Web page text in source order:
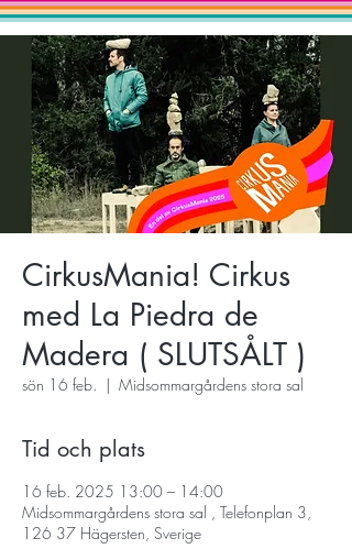
CirkusMania! Cirkus
med La Piedra de
Madera ( SLUTSÅLT )
sön 16 feb.
  |
Midsommargårdens stora sal
Tid och plats
16 feb. 2025 13:00 – 14:00
Midsommargårdens stora sal , Telefonplan 3,
126 37 Hägersten, Sverige